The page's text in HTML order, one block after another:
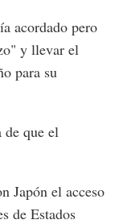
acordado pero
y llevar el
para su
que el
Japón el acceso
de Estados